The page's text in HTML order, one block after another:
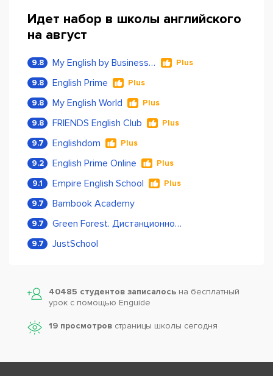
Идет набор в школы английского
на август
9.8 My English by Business Language Plus
9.8 English Prime Plus
9.8 My English World Plus
9.8 FRIENDS English Club Plus
9.7 Englishdom Plus
9.2 English Prime Online Plus
9.1 Empire English School Plus
9.7 Bambook Academy
9.7 Green Forest. Дистанционное обучение
9.7 JustSchool
40485 студентов записалось на бесплатный
урок с помощью Enguide
19 просмотров страницы школы сегодня